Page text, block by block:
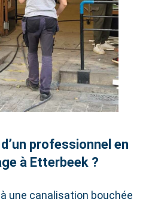
professionnel en
à Etterbeek ?
une canalisation bouchée